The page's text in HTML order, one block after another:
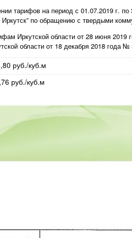
тарифов на период с 01.07.2019 г. по
по обращению с твердыми
Иркутской области от 28 июня 2019
области от 18 декабря 2018 года
руб./куб.м
руб./куб.м